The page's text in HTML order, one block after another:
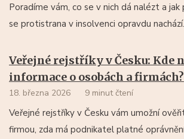
Poradíme vám, co se v nich dá nalézt a
se protistrana v insolvenci opravdu nachází.
Veřejné rejstříky v Česku: Kde
informace o osobách a firmách?
18. března 2026 9 minut čtení
Veřejné rejstříky v Česku vám umožní
firmou, zda má podnikatel platné